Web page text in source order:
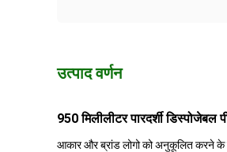
उत्पाद वर्णन
950 मिलीलीटर पारदर्शी डिस्पोजेबल
आकार और ब्रांड लोगो को अनुकूलित करने के